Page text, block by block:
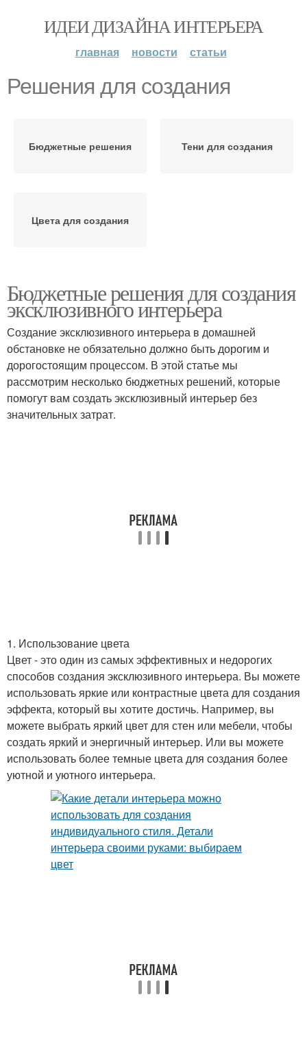
ИДЕИ ДИЗАЙНА ИНТЕРЬЕРА
главная новости статьи
Решения для создания
Бюджетные решения Тени для создания
Цвета для создания
Бюджетные решения для создания
эксклюзивного интерьера
Создание эксклюзивного интерьера в домашней
обстановке не обязательно должно быть дорогим и
дорогостоящим процессом. В этой статье мы
рассмотрим несколько бюджетных решений, которые
помогут вам создать эксклюзивный интерьер без
значительных затрат.
1. Использование цвета
Цвет - это один из самых эффективных и недорогих
способов создания эксклюзивного интерьера. Вы можете
использовать яркие или контрастные цвета для создания
эффекта, который вы хотите достичь. Например, вы
можете выбрать яркий цвет для стен или мебели, чтобы
создать яркий и энергичный интерьер. Или вы можете
использовать более темные цвета для создания более
уютной и уютного интерьера.